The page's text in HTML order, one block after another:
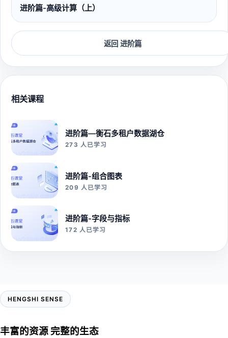
进阶篇-高级计算（上）
返回 进阶篇
相关课程
进阶篇—衡石多租户数据湖仓
273 人已学习
进阶篇-组合图表
209 人已学习
进阶篇-字段与指标
172 人已学习
HENGSHI SENSE
丰富的资源 完整的生态